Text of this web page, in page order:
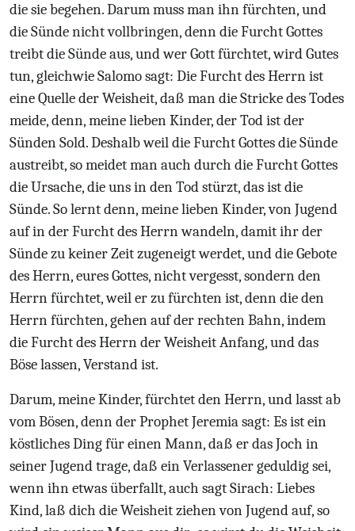
die sie begehen. Darum muss man ihn fürchten, und
die Sünde nicht vollbringen, denn die Furcht Gottes
treibt die Sünde aus, und wer Gott fürchtet, wird Gutes
tun, gleichwie Salomo sagt: Die Furcht des Herrn ist
eine Quelle der Weisheit, daß man die Stricke des Todes
meide, denn, meine lieben Kinder, der Tod ist der
Sünden Sold. Deshalb weil die Furcht Gottes die Sünde
austreibt, so meidet man auch durch die Furcht Gottes
die Ursache, die uns in den Tod stürzt, das ist die
Sünde. So lernt denn, meine lieben Kinder, von Jugend
auf in der Furcht des Herrn wandeln, damit ihr der
Sünde zu keiner Zeit zugeneigt werdet, und die Gebote
des Herrn, eures Gottes, nicht vergesst, sondern den
Herrn fürchtet, weil er zu fürchten ist, denn die den
Herrn fürchten, gehen auf der rechten Bahn, indem
die Furcht des Herrn der Weisheit Anfang, und das
Böse lassen, Verstand ist.
Darum, meine Kinder, fürchtet den Herrn, und lasst ab
vom Bösen, denn der Prophet Jeremia sagt: Es ist ein
köstliches Ding für einen Mann, daß er das Joch in
seiner Jugend trage, daß ein Verlassener geduldig sei,
wenn ihn etwas überfallt, auch sagt Sirach: Liebes
Kind, laß dich die Weisheit ziehen von Jugend auf, so